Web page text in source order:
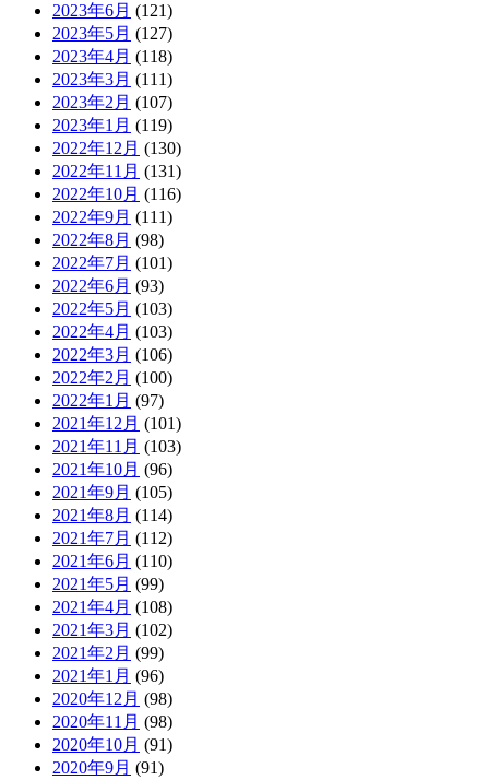
2023年6月 (121)
2023年5月 (127)
2023年4月 (118)
2023年3月 (111)
2023年2月 (107)
2023年1月 (119)
2022年12月 (130)
2022年11月 (131)
2022年10月 (116)
2022年9月 (111)
2022年8月 (98)
2022年7月 (101)
2022年6月 (93)
2022年5月 (103)
2022年4月 (103)
2022年3月 (106)
2022年2月 (100)
2022年1月 (97)
2021年12月 (101)
2021年11月 (103)
2021年10月 (96)
2021年9月 (105)
2021年8月 (114)
2021年7月 (112)
2021年6月 (110)
2021年5月 (99)
2021年4月 (108)
2021年3月 (102)
2021年2月 (99)
2021年1月 (96)
2020年12月 (98)
2020年11月 (98)
2020年10月 (91)
2020年9月 (91)